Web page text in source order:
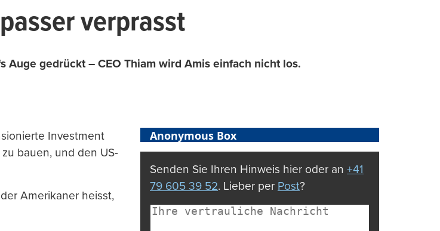
verprasst
gedrückt – CEO Thiam wird Amis einfach nicht los.
Investment
bauen, und den US-
Amerikaner heisst,
Anonymous Box
Senden Sie Ihren Hinweis hier oder an +41
79 605 39 52. Lieber per Post?